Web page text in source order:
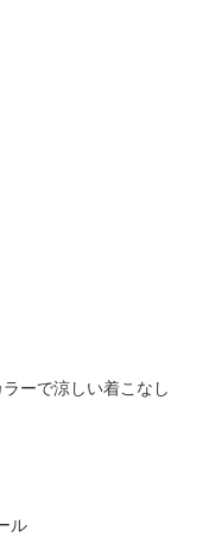
ラーで涼しい着こなし
ル